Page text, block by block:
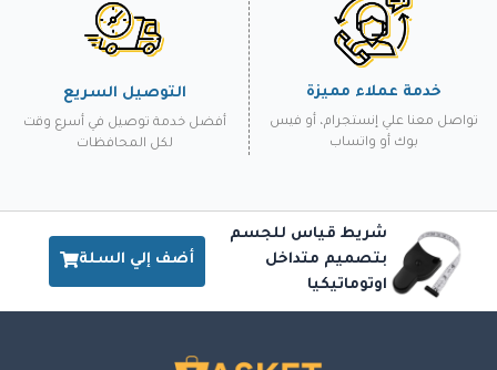
خدمة عملاء مميزة
تواصل معنا علي إنستجرام، أو فيس
بوك أو واتساب
التوصيل السريع
أفضل خدمة توصيل في أسرع وقت
لكل المحافظات
شريط قياس للجسم
بتصميم متداخل
اوتوماتيكيا
أضف إلي السلة